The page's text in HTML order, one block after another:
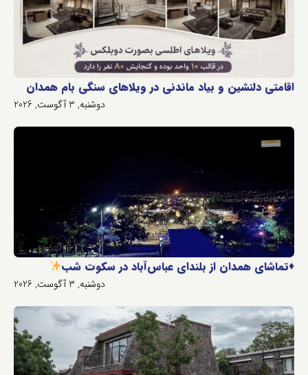
اقامتی دلنشین و بیاد ماندنی در ویلاهای سنگی بام همدان
دوشنبه, 3 آگوست, 2026
♦️تماشای همدان از بلندای عباس‌آباد در سکوت شب
دوشنبه, 3 آگوست, 2026